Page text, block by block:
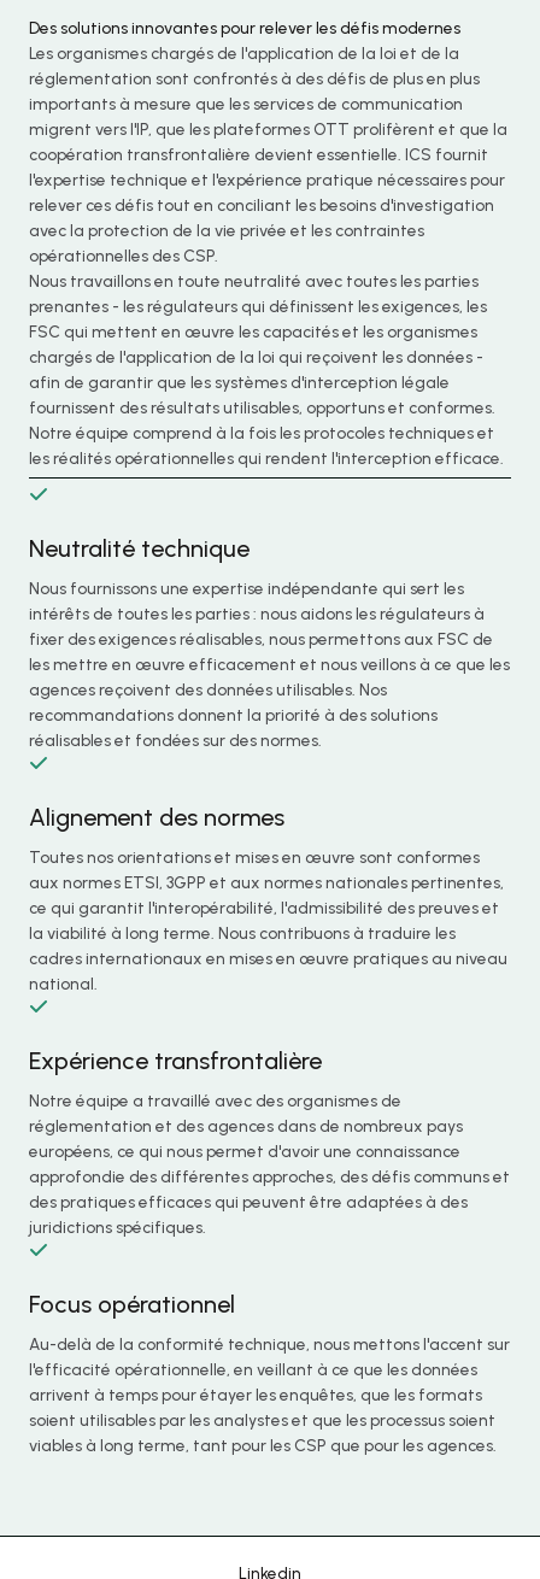
Des solutions innovantes pour relever les défis modernes
Les organismes chargés de l'application de la loi et de la
réglementation sont confrontés à des défis de plus en plus
importants à mesure que les services de communication
migrent vers l'IP, que les plateformes OTT prolifèrent et que la
coopération transfrontalière devient essentielle. ICS fournit
l'expertise technique et l'expérience pratique nécessaires pour
relever ces défis tout en conciliant les besoins d'investigation
avec la protection de la vie privée et les contraintes
opérationnelles des CSP.
Nous travaillons en toute neutralité avec toutes les parties
prenantes - les régulateurs qui définissent les exigences, les
FSC qui mettent en œuvre les capacités et les organismes
chargés de l'application de la loi qui reçoivent les données -
afin de garantir que les systèmes d'interception légale
fournissent des résultats utilisables, opportuns et conformes.
Notre équipe comprend à la fois les protocoles techniques et
les réalités opérationnelles qui rendent l'interception efficace.
Neutralité technique
Nous fournissons une expertise indépendante qui sert les
intérêts de toutes les parties : nous aidons les régulateurs à
fixer des exigences réalisables, nous permettons aux FSC de
les mettre en œuvre efficacement et nous veillons à ce que les
agences reçoivent des données utilisables. Nos
recommandations donnent la priorité à des solutions
réalisables et fondées sur des normes.
Alignement des normes
Toutes nos orientations et mises en œuvre sont conformes
aux normes ETSI, 3GPP et aux normes nationales pertinentes,
ce qui garantit l'interopérabilité, l'admissibilité des preuves et
la viabilité à long terme. Nous contribuons à traduire les
cadres internationaux en mises en œuvre pratiques au niveau
national.
Expérience transfrontalière
Notre équipe a travaillé avec des organismes de
réglementation et des agences dans de nombreux pays
européens, ce qui nous permet d'avoir une connaissance
approfondie des différentes approches, des défis communs et
des pratiques efficaces qui peuvent être adaptées à des
juridictions spécifiques.
Focus opérationnel
Au-delà de la conformité technique, nous mettons l'accent sur
l'efficacité opérationnelle, en veillant à ce que les données
arrivent à temps pour étayer les enquêtes, que les formats
soient utilisables par les analystes et que les processus soient
viables à long terme, tant pour les CSP que pour les agences.
Linkedin
Italian
Korean
Chinese